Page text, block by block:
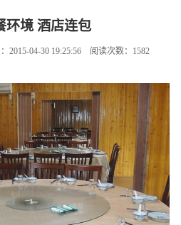
环境 酒店连包
2015-04-30 19:25:56 阅读次数：1582